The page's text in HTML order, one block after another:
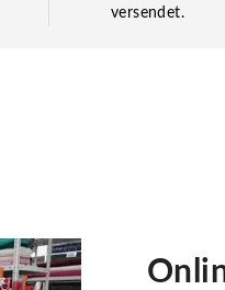
versendet.